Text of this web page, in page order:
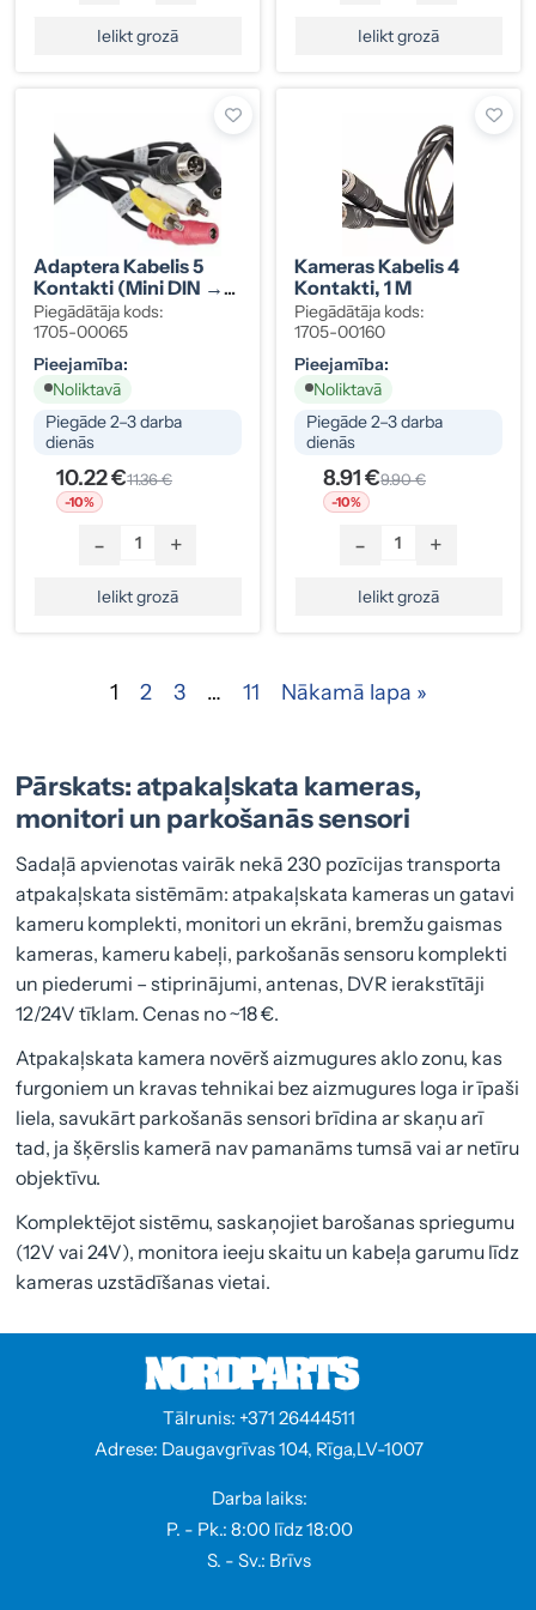
Ielikt grozā Ielikt grozā
Adaptera Kabelis 5
Kontakti (mini DIN →
2× RCA + 2× DC), 1 M
Piegādātāja kods:
1705-00065
Pieejamība:
Noliktavā
Piegāde 2–3 darba
dienās
10.22 €11.36 €
-10%
- +
Ielikt grozā
Kameras Kabelis 4
Kontakti, 1 M
Piegādātāja kods:
1705-00160
Pieejamība:
Noliktavā
Piegāde 2–3 darba
dienās
8.91 €9.90 €
-10%
- +
Ielikt grozā
1 2 3 … 11 Nākamā lapa »
Pārskats: atpakaļskata kameras,
monitori un parkošanās sensori
Sadaļā apvienotas vairāk nekā 230 pozīcijas transporta
atpakaļskata sistēmām: atpakaļskata kameras un gatavi
kameru komplekti, monitori un ekrāni, bremžu gaismas
kameras, kameru kabeļi, parkošanās sensoru komplekti
un piederumi – stiprinājumi, antenas, DVR ierakstītāji
12/24V tīklam. Cenas no ~18 €.
Atpakaļskata kamera novērš aizmugures aklo zonu, kas
furgoniem un kravas tehnikai bez aizmugures loga ir īpaši
liela, savukārt parkošanās sensori brīdina ar skaņu arī
tad, ja šķērslis kamerā nav pamanāms tumsā vai ar netīru
objektīvu.
Komplektējot sistēmu, saskaņojiet barošanas spriegumu
(12V vai 24V), monitora ieeju skaitu un kabeļa garumu līdz
kameras uzstādīšanas vietai.
Tālrunis: +371 26444511
Adrese: Daugavgrīvas 104, Rīga,LV-1007
Darba laiks:
P. - Pk.: 8:00 līdz 18:00
S. - Sv.: Brīvs